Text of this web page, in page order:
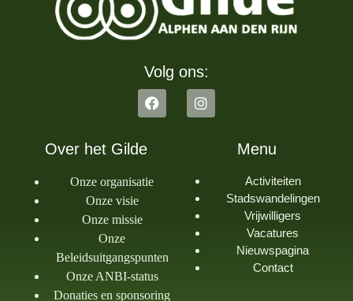
Volg ons:
Over het Gilde
Onze organisatie
Onze visie
Onze missie
Onze
Beleidsuitgangspunten
Onze ANBI-status
Donaties en sponsoring
Menu
Activiteiten
Stadswandelingen
Vrijwilligers
Vacatures
Nieuwspagina
Contact